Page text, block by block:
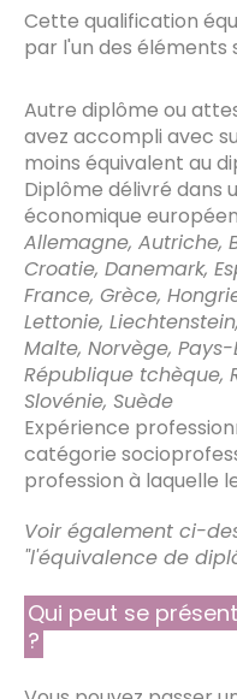
Cette qualification
par l'un des éléments
Autre diplôme ou
avez accompli avec
moins équivalent au
Diplôme délivré dans
économique
Allemagne, Autriche,
Croatie, Danemark,
France, Grèce,
Lettonie,
Malte, Norvège,
République tchèque,
Slovénie, Suède
Expérience
catégorie
profession à laquelle
Voir également ci-
"l'équivalence de
Qui peut se
?